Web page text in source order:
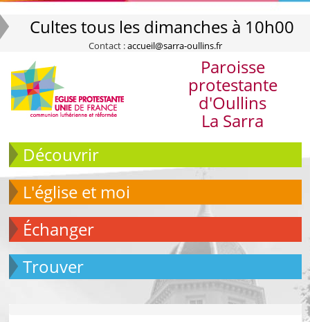
Cultes tous les dimanches à 10h00
Contact :accueil@sarra-oullins.fr
Paroisse
protestante
d'Oullins
La Sarra
Découvrir
L'église et moi
échanger
Trouver